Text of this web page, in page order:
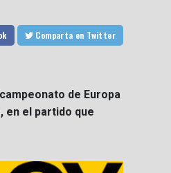
Comparta en Twitter
de Europa
en el partido que